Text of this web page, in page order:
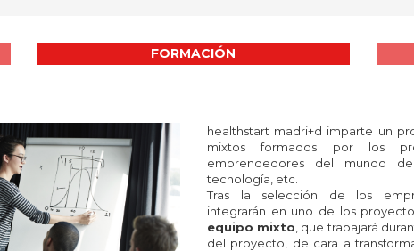
FORMACIÓN
healthstart madri+d imparte un
mixtos formados por los
emprendedores del mundo
tecnología, etc.
Tras la selección de los
integrarán en uno de los
equipo mixto , que trabajará
del proyecto, de cara a